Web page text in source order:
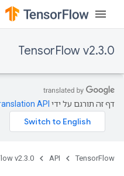
TensorFlow v2.3.0
דף זה תורגם על ידי API
TensorFlow
API
v2.3.0